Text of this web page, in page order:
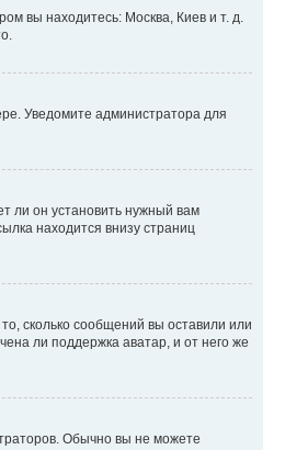
вы находитесь: Москва, Киев и т. д.
Уведомите администратора для
ли он установить нужный вам
находится внизу страниц
сколько сообщений вы оставили или
ли поддержка аватар, и от него же
Обычно вы не можете